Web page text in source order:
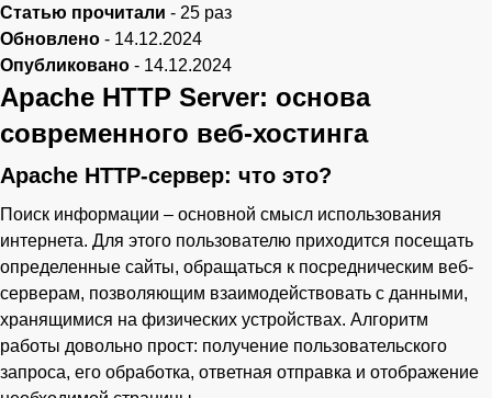
Статью прочитали - 25 раз
Обновлено - 14.12.2024
Опубликовано - 14.12.2024
Apache HTTP Server: основа
современного веб-хостинга
Apache HTTP-сервер: что это?
Поиск информации – основной смысл использования
интернета. Для этого пользователю приходится посещать
определенные сайты, обращаться к посредническим веб-
серверам, позволяющим взаимодействовать с данными,
хранящимися на физических устройствах. Алгоритм
работы довольно прост: получение пользовательского
запроса, его обработка, ответная отправка и отображение